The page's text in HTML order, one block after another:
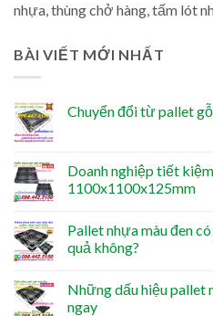
nhựa, thùng chở hàng, tấm lót
BÀI VIẾT MỚI NHẤT
Chuyển đổi từ pallet
Doanh nghiệp tiết
1100x1100x125mm
Pallet nhựa màu đen
quả không?
Những dấu hiệu pallet
ngay